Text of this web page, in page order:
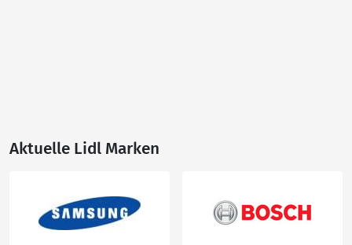
Aktuelle Lidl Marken